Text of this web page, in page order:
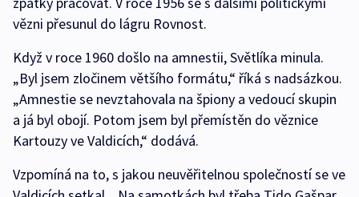
vězni přesunul do lágru Rovnost.
Když v roce 1960 došlo na amnestii, Světlíka minula.
„Byl jsem zločinem většího formátu,“ říká s nadsázkou.
„Amnestie se nevztahovala na špiony a vedoucí skupin
a já byl obojí. Potom jsem byl přemístěn do věznice
Kartouzy ve Valdicích,“ dodává.
Vzpomíná na to, s jakou neuvěřitelnou společností se ve